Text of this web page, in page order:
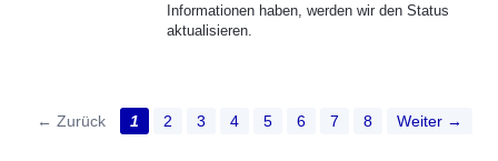
Informationen haben, werden wir den Status
aktualisieren.
← Zurück 1 2 3 4 5 6 7 8 Weiter →